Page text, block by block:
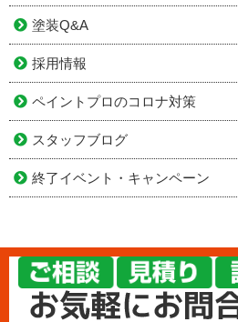
塗装Q&A
採用情報
ペイントプロのコロナ対策
スタッフブログ
終了イベント・キャンペーン